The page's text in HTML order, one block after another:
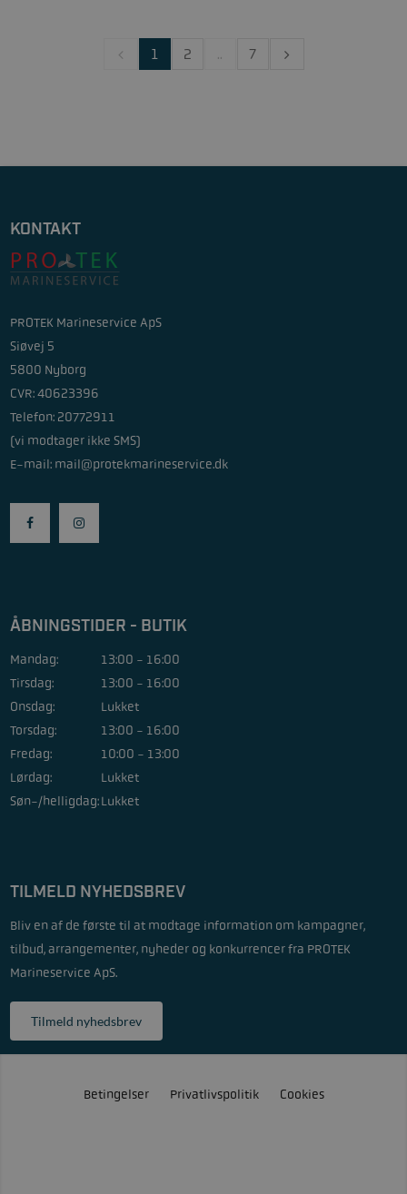
1 2 .. 7
KONTAKT
PROTEK Marineservice ApS
Siøvej 5
5800 Nyborg
CVR: 40623396
Telefon: 20772911
(vi modtager ikke SMS)
E-mail: mail@protekmarineservice.dk
ÅBNINGSTIDER - BUTIK
Mandag:
13:00 - 16:00
Tirsdag:
13:00 - 16:00
Onsdag:
Lukket
Torsdag:
13:00 - 16:00
Fredag:
10:00 - 13:00
Lørdag:
Lukket
Søn-/helligdag:Lukket
TILMELD NYHEDSBREV
Bliv en af de første til at modtage information om kampagner,
tilbud, arrangementer, nyheder og konkurrencer fra PROTEK
Marineservice ApS.
Tilmeld nyhedsbrev
Betingelser Privatlivspolitik Cookies